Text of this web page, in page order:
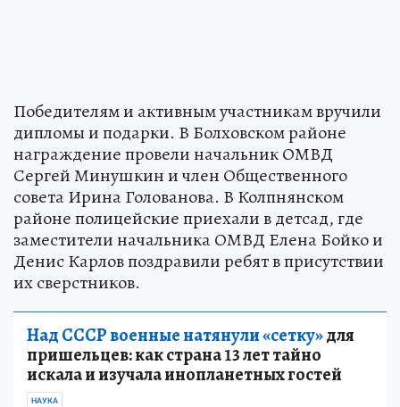
Победителям и активным участникам вручили
дипломы и подарки. В Болховском районе
награждение провели начальник ОМВД
Сергей Минушкин и член Общественного
совета Ирина Голованова. В Колпнянском
районе полицейские приехали в детсад, где
заместители начальника ОМВД Елена Бойко и
Денис Карлов поздравили ребят в присутствии
их сверстников.
Над СССР военные натянули «сетку»для
пришельцев: как страна 13 лет тайно
искала и изучала инопланетных гостей
НАУКА